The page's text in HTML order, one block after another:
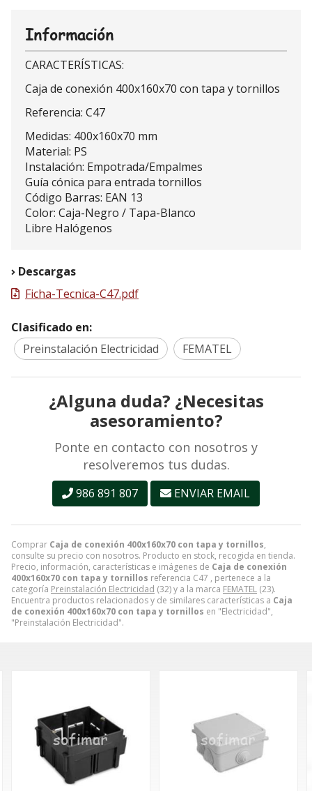
Comprar Caja de conexión 400x160x70 con tapa y tornillos,
consulte su precio con nosotros. Producto en stock, recogida en tienda.
Precio, información, características e imágenes de Caja de conexión
400x160x70 con tapa y tornillos referencia C47 , pertenece a la
categoría Preinstalación Electricidad (32) y a la marca FEMATEL (23).
Encuentra productos relacionados y de similares características a Caja
de conexión 400x160x70 con tapa y tornillos en "Electricidad",
"Preinstalación Electricidad".
Información
CARACTERÍSTICAS:
Caja de conexión 400x160x70 con tapa y tornillos
Referencia: C47
Medidas: 400x160x70 mm
Material: PS
Instalación: Empotrada/Empalmes
Guía cónica para entrada tornillos
Código Barras: EAN 13
Color: Caja-Negro / Tapa-Blanco
Libre Halógenos
Descargas
Ficha-Tecnica-C47.pdf
Clasificado en:
Preinstalación Electricidad
FEMATEL
¿Alguna duda? ¿Necesitas
asesoramiento?
Ponte en contacto con nosotros y
resolveremos tus dudas.
986 891 807 ENVIAR EMAIL